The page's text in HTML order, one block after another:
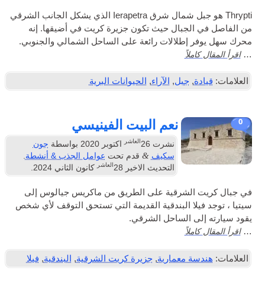
Thrypti هو جبل شمال شرق Ierapetra الذي يشكل الجانب الشرقي
الجبال حيث تكون جزيرة كريت في أضيقها. إنه
إطلالات رائعة على الساحل الشمالي والجنوبي.
جبل,الآراء ,الحيوانات البرية
نعم البيت الفينيسي
نشرت26العاشراكتوبر 2020 بواسطةجون
سكيف
& قدم تحتعوامل الجذب & أنشطة.
التحديث الاخير28 العاشر كانون الثاني 2024 .
الشرقية على الطريق من ماكريس جيالوس إلى
البندقية القديمة التي تستحق التوقف لأي شخص
الساحل الشرقي.
معمارية, جزيرة كريت الشرقية,البندقية ,فيلا